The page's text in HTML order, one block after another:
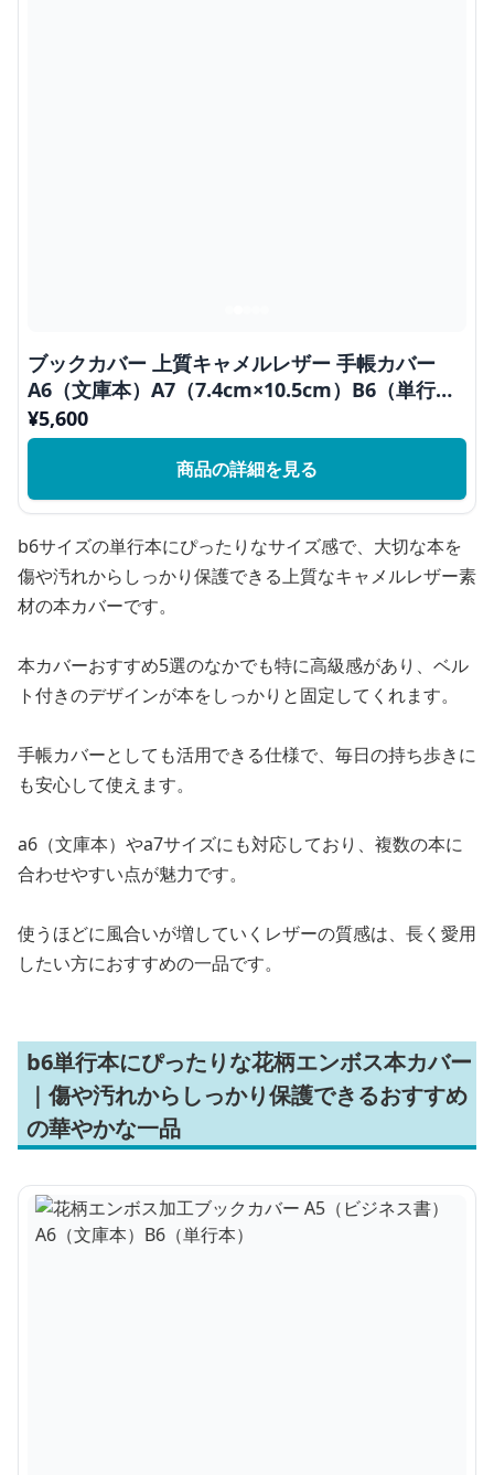
ブックカバー 上質キャメルレザー 手帳カバー
A6（文庫本）A7（7.4cm×10.5cm）B6（単行
本）対応
¥5,600
商品の詳細を見る
b6サイズの単行本にぴったりなサイズ感で、大切な本を
傷や汚れからしっかり保護できる上質なキャメルレザー素
材の本カバーです。
本カバーおすすめ5選のなかでも特に高級感があり、ベル
ト付きのデザインが本をしっかりと固定してくれます。
手帳カバーとしても活用できる仕様で、毎日の持ち歩きに
も安心して使えます。
a6（文庫本）やa7サイズにも対応しており、複数の本に
合わせやすい点が魅力です。
使うほどに風合いが増していくレザーの質感は、長く愛用
したい方におすすめの一品です。
b6単行本にぴったりな花柄エンボス本カバー
｜傷や汚れからしっかり保護できるおすすめ
の華やかな一品